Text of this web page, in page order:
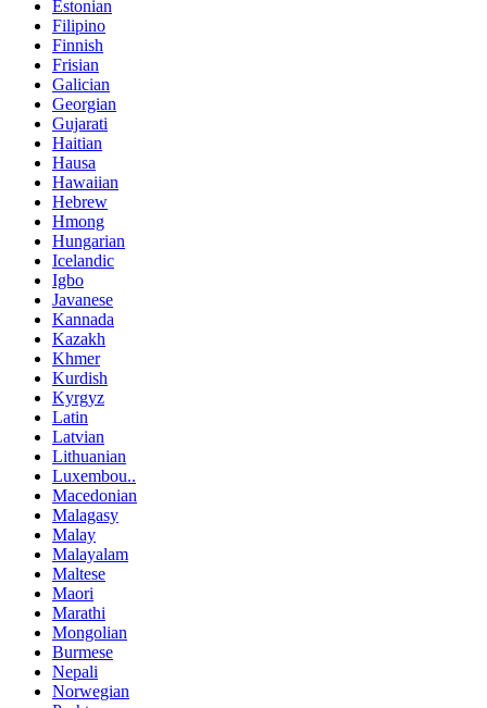
Estonian
Filipino
Finnish
Frisian
Galician
Georgian
Gujarati
Haitian
Hausa
Hawaiian
Hebrew
Hmong
Hungarian
Icelandic
Igbo
Javanese
Kannada
Kazakh
Khmer
Kurdish
Kyrgyz
Latin
Latvian
Lithuanian
Luxembou..
Macedonian
Malagasy
Malay
Malayalam
Maltese
Maori
Marathi
Mongolian
Burmese
Nepali
Norwegian